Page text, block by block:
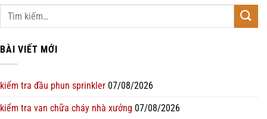
BÀI VIẾT MỚI
kiểm tra đầu phun sprinkler 07/08/2026
kiểm tra van chữa cháy nhà xưởng 07/08/2026